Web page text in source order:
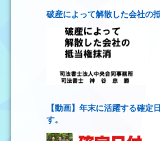
破産によって解散した会社の
【動画】年末に活躍する確
す。